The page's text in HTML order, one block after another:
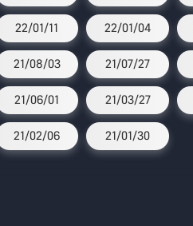
22/01/11 22/01/04
21/08/03 21/07/27
21/06/01 21/03/27
21/02/06 21/01/30